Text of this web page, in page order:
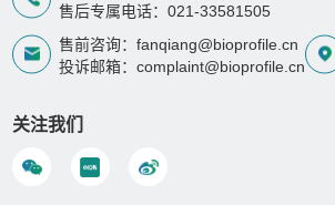
售后专属电话：021-33581505
售前咨询：fanqiang@bioprofile.cn
投诉邮箱：complaint@bioprofile.cn
关注我们